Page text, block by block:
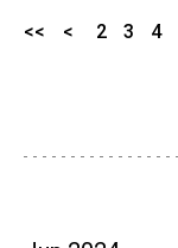
<< < 2 3 4